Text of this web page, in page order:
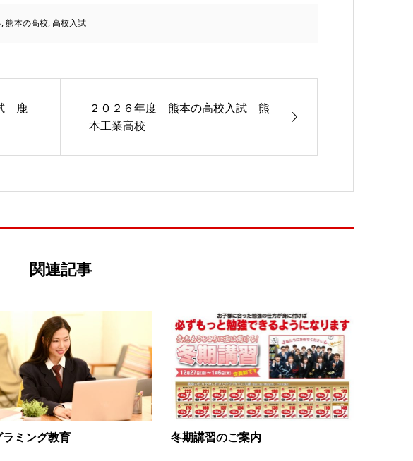
,熊本の高校,高校入試
鹿
２０２６年度 熊本の高校入試 熊
本工業高校
関連記事
ラミング教育 冬期講習のご案内